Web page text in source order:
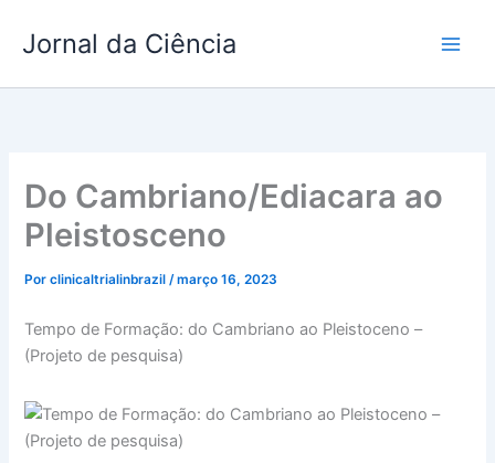
para
conteúdo
Jornal da Ciência
Do Cambriano/Ediacara ao
Pleistosceno
Porclinicaltrialinbrazil/março 16, 2023
Tempo de Formação: do Cambriano ao Pleistoceno –
(Projeto de pesquisa)